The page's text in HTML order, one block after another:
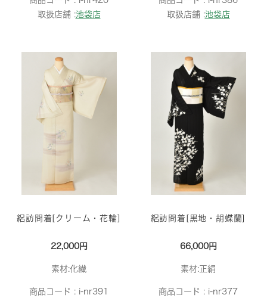
取扱店舗 :池袋店
取扱店舗 :池袋店
絽訪問着[クリーム・花輪]
22,000円
素材:化繊
商品コード : i-nr391
絽訪問着[黒地・胡蝶蘭]
66,000円
素材:正絹
商品コード : i-nr377